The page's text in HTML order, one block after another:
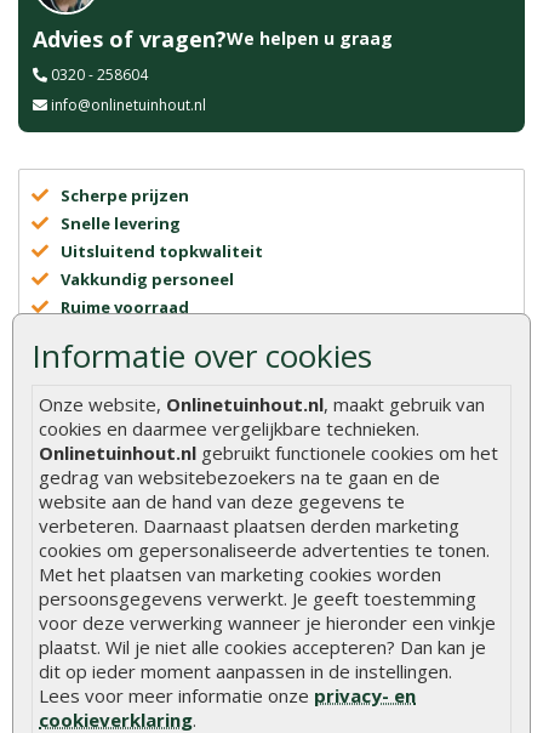
Informatie over cookies
Onze website, Onlinetuinhout.nl, maakt gebruik van
cookies en daarmee vergelijkbare technieken.
Onlinetuinhout.nl gebruikt functionele cookies om het
gedrag van websitebezoekers na te gaan en de
website aan de hand van deze gegevens te
verbeteren. Daarnaast plaatsen derden marketing
cookies om gepersonaliseerde advertenties te tonen.
Met het plaatsen van marketing cookies worden
persoonsgegevens verwerkt. Je geeft toestemming
voor deze verwerking wanneer je hieronder een vinkje
plaatst. Wil je niet alle cookies accepteren? Dan kan je
dit op ieder moment aanpassen in de instellingen.
Lees voor meer informatie onze privacy- en
cookieverklaring.
Advies of vragen?We helpen u graag
0320 - 258604
info@onlinetuinhout.nl
Scherpe prijzen
Snelle levering
Uitsluitend topkwaliteit
Vakkundig personeel
Ruime voorraad
Meer dan 40 jaar ervaring
Onlinetuinhout.nl